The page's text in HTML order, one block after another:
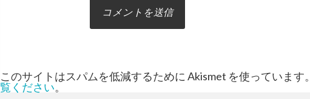
このサイトはスパムを低減するために Akismet を使っています。
覧ください。